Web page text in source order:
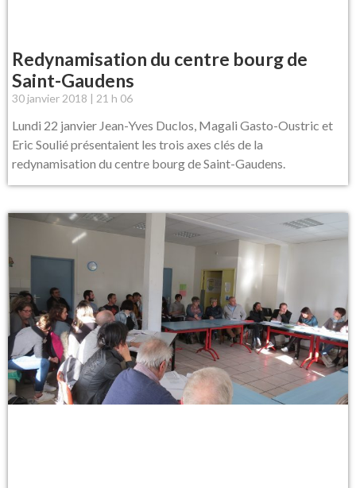
Redynamisation du centre bourg de
Saint-Gaudens
30 janvier 2018 21 h 06
Lundi 22 janvier Jean-Yves Duclos, Magali Gasto-Oustric et
Eric Soulié présentaient les trois axes clés de la
redynamisation du centre bourg de Saint-Gaudens.